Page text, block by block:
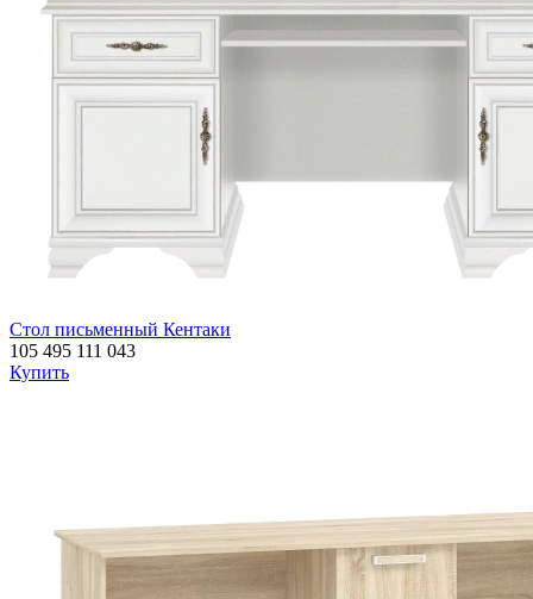
Стол письменный Кентаки
105 495 111 043
Купить